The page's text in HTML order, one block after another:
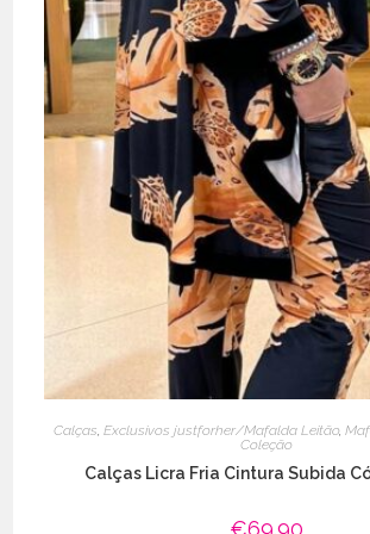
Calças, Exclusivos justforher/Mafalda Leitão,
Coleção
Calças Licra Fria Cintura Subida
€69.90